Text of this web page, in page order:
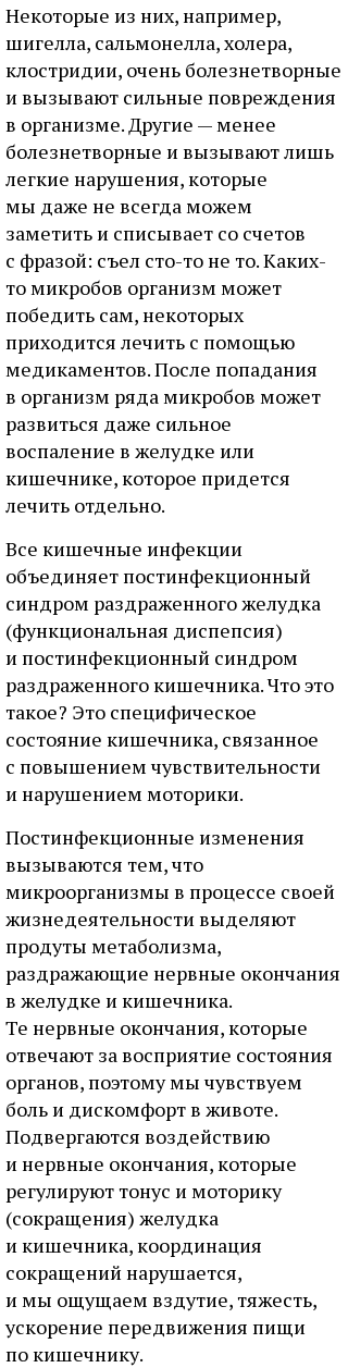
Некоторые из них, например,
шигелла, сальмонелла, холера,
клостридии, очень болезнетворные
и вызывают сильные повреждения
в организме. Другие — менее
болезнетворные и вызывают лишь
легкие нарушения, которые
мы даже не всегда можем
заметить и списывает со счетов
с фразой: съел сто-то не то. Каких-
то микробов организм может
победить сам, некоторых
приходится лечить с помощью
медикаментов. После попадания
в организм ряда микробов может
развиться даже сильное
воспаление в желудке или
кишечнике, которое придется
лечить отдельно.
Все кишечные инфекции
объединяет постинфекционный
синдром раздраженного желудка
(функциональная диспепсия)
и постинфекционный синдром
раздраженного кишечника. Что это
такое? Это специфическое
состояние кишечника, связанное
с повышением чувствительности
и нарушением моторики.
Постинфекционные изменения
вызываются тем, что
микроорганизмы в процессе своей
жизнедеятельности выделяют
продуты метаболизма,
раздражающие нервные окончания
в желудке и кишечника.
Те нервные окончания, которые
отвечают за восприятие состояния
органов, поэтому мы чувствуем
боль и дискомфорт в животе.
Подвергаются воздействию
и нервные окончания, которые
регулируют тонус и моторику
(сокращения) желудка
и кишечника, координация
сокращений нарушается,
и мы ощущаем вздутие, тяжесть,
ускорение передвижения пищи
по кишечнику.